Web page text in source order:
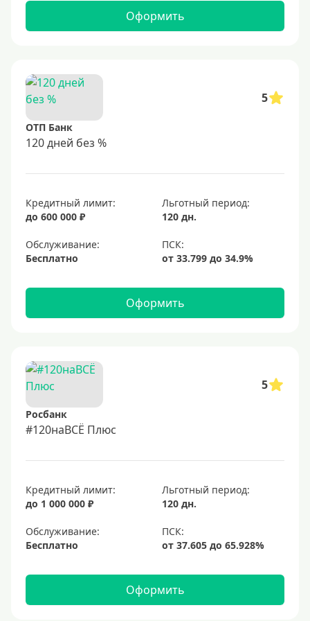
Оформить
5
ОТП Банк
120 дней без %
Кредитный лимит:
до 600 000 ₽
Льготный период:
120 дн.
Обслуживание:
Бесплатно
Оформить
5
Росбанк
#120наВСЁ Плюс
Кредитный лимит:
до 1 000 000 ₽
Льготный период:
120 дн.
Обслуживание:
Бесплатно
Оформить